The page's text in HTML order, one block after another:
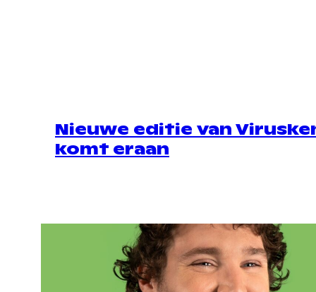
Nieuwe editie van
komt eraan